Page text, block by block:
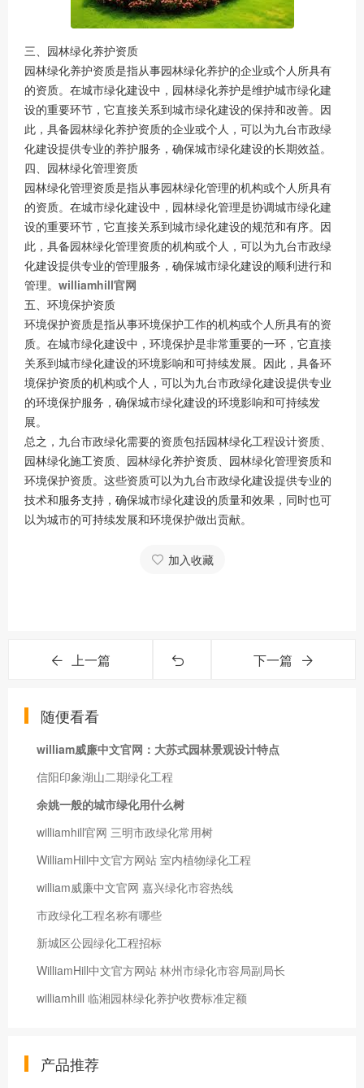
三、园林绿化养护资质
园林绿化养护资质是指从事园林绿化养护的企业或个人所具有
的资质。在城市绿化建设中，园林绿化养护是维护城市绿化建
设的重要环节，它直接关系到城市绿化建设的保持和改善。因
此，具备园林绿化养护资质的企业或个人，可以为九台市政绿
化建设提供专业的养护服务，确保城市绿化建设的长期效益。
四、园林绿化管理资质
园林绿化管理资质是指从事园林绿化管理的机构或个人所具有
的资质。在城市绿化建设中，园林绿化管理是协调城市绿化建
设的重要环节，它直接关系到城市绿化建设的规范和有序。因
此，具备园林绿化管理资质的机构或个人，可以为九台市政绿
化建设提供专业的管理服务，确保城市绿化建设的顺利进行和
管理。 williamhill官网
五、环境保护资质
环境保护资质是指从事环境保护工作的机构或个人所具有的资
质。在城市绿化建设中，环境保护是非常重要的一环，它直接
关系到城市绿化建设的环境影响和可持续发展。因此，具备环
境保护资质的机构或个人，可以为九台市政绿化建设提供专业
的环境保护服务，确保城市绿化建设的环境影响和可持续发
展。
总之，九台市政绿化需要的资质包括园林绿化工程设计资质、
园林绿化施工资质、园林绿化养护资质、园林绿化管理资质和
环境保护资质。这些资质可以为九台市政绿化建设提供专业的
技术和服务支持，确保城市绿化建设的质量和效果，同时也可
以为城市的可持续发展和环境保护做出贡献。
加入收藏
上一篇 下一篇
随便看看
william威廉中文官网：大苏式园林景观设计特点
信阳印象湖山二期绿化工程
余姚一般的城市绿化用什么树
williamhill官网 三明市政绿化常用树
WilliamHill中文官方网站 室内植物绿化工程
william威廉中文官网 嘉兴绿化市容热线
市政绿化工程名称有哪些
新城区公园绿化工程招标
WilliamHill中文官方网站 林州市绿化市容局副局长
williamhill 临湘园林绿化养护收费标准定额
产品推荐